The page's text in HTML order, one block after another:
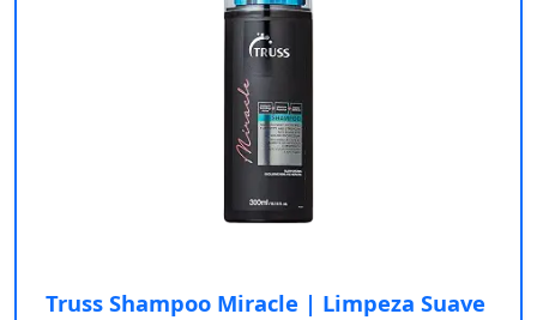
Truss Shampoo Miracle | Limpeza Suave